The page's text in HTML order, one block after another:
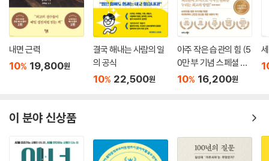
내면 근력
10% 19,800원
결국 해내는 사람의 일
의 공식
10% 22,500원
아주 작은 습관의 힘 (5
0만 부 기념 스페셜 에
디션)
10% 16,200원
이 분야 신상품